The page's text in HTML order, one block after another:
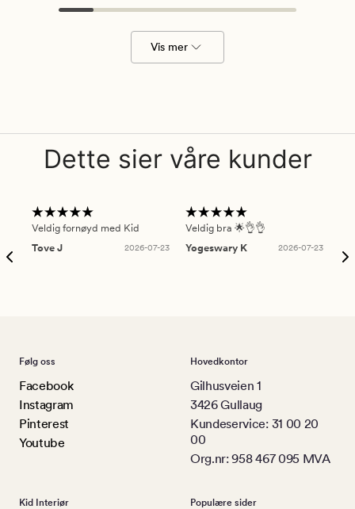
Vis mer
Dette sier våre kunder
Veldig fornøyd med Kid
Tove J
2026-07-23
Veldig bra 🌟👌👌
Yogeswary K
2026-07-23
Følg oss
Facebook
Instagram
Pinterest
Youtube
Hovedkontor
Gilhusveien 1
3426 Gullaug
Kundeservice: 31 00 20
00
Org.nr: 958 467 095 MVA
Kid Interiør Populære sider